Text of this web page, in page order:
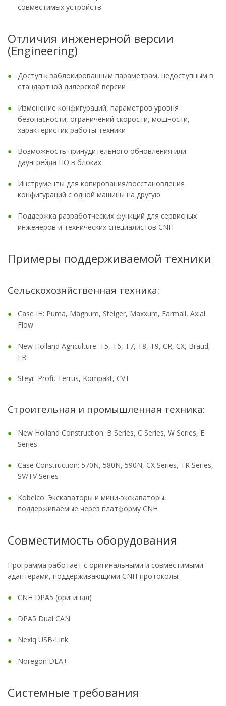
совместимых устройств
Отличия инженерной версии
(Engineering)
Доступ к заблокированным параметрам, недоступным в
стандартной дилерской версии
Изменение конфигураций, параметров уровня
безопасности, ограничений скорости, мощности,
характеристик работы техники
Возможность принудительного обновления или
даунгрейда ПО в блоках
Инструменты для копирования/восстановления
конфигураций с одной машины на другую
Поддержка разработческих функций для сервисных
инженеров и технических специалистов CNH
Примеры поддерживаемой техники
Сельскохозяйственная техника:
Case IH: Puma, Magnum, Steiger, Maxxum, Farmall, Axial
Flow
New Holland Agriculture: T5, T6, T7, T8, T9, CR, CX, Braud,
FR
Steyr: Profi, Terrus, Kompakt, CVT
Строительная и промышленная техника:
New Holland Construction: B Series, C Series, W Series, E
Series
Case Construction: 570N, 580N, 590N, CX Series, TR Series,
SV/TV Series
Kobelco: Экскаваторы и мини-экскаваторы,
поддерживаемые через платформу CNH
Совместимость оборудования
Программа работает с оригинальными и совместимыми
адаптерами, поддерживающими CNH-протоколы:
CNH DPA5 (оригинал)
DPA5 Dual CAN
Nexiq USB-Link
Noregon DLA+
Системные требования